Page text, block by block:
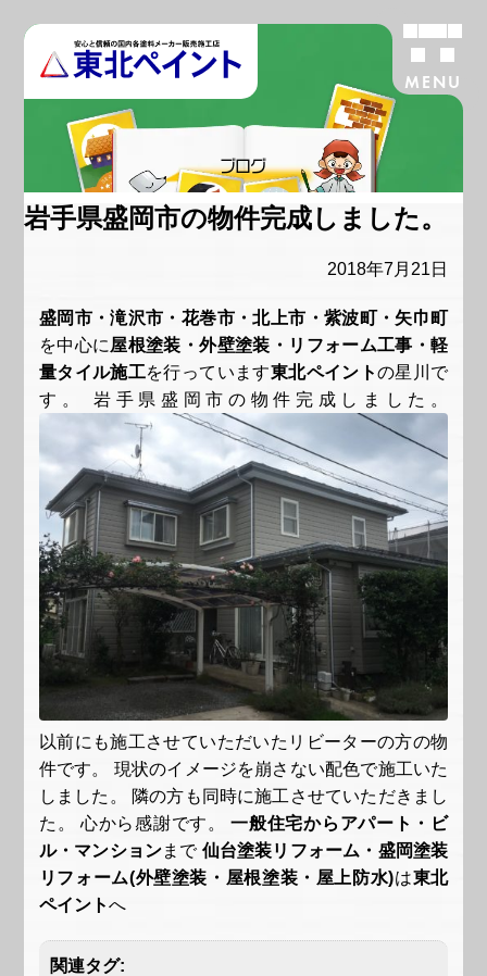
MENU
ブログ
岩手県盛岡市の物件完成しました。
2018年7月21日
盛岡市・滝沢市・花巻市・北上市・紫波町・矢巾町
を中心に屋根塗装・外壁塗装・リフォーム工事・軽
量タイル施工を行っています東北ペイントの星川で
す。 岩手県盛岡市の物件完成しました。
以前にも施工させていただいたリビーターの方の物
件です。 現状のイメージを崩さない配色で施工いた
しました。 隣の方も同時に施工させていただきまし
た。 心から感謝です。一般住宅からアパート・ビ
ル・マンションまで 仙台塗装リフォーム・盛岡塗装
リフォーム(外壁塗装・屋根塗装・屋上防水)は東北
ペイントへ
関連タグ: